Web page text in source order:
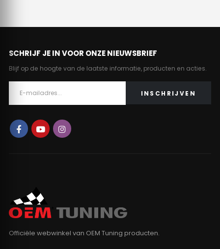
SCHRIJF JE IN VOOR ONZE NIEUWSBRIEF
Blijf op de hoogte van de laatste informatie, producten en acties.
Officiële webwinkel van OEM Tuning producten.